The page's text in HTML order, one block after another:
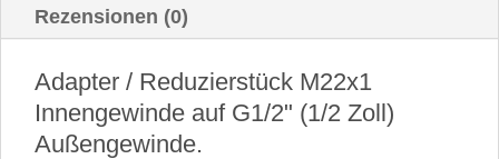
Gewindeadapter
Rezensionen (0)
Adapter / Reduzierstück M22x1
Innengewinde auf G1/2" (1/2 Zoll)
Außengewinde.